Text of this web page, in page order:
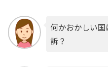
何かおかしい
訴？